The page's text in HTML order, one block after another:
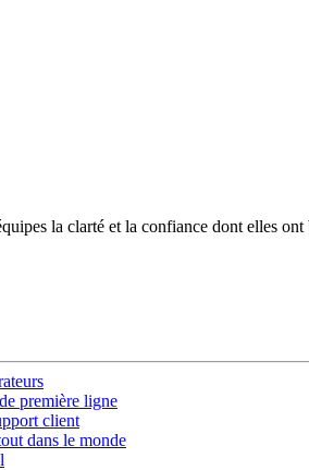
la clarté et la confiance dont elles
première ligne
client
dans le monde